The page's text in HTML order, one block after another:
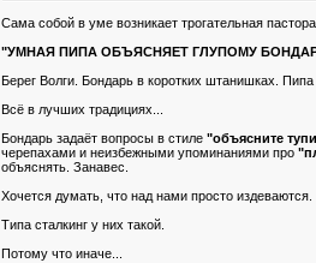
Сама собой в уме возникает трогательная
"УМНАЯ ПИПА ОБЪЯСНЯЕТ ГЛУПОМУ
Берег Волги. Бондарь в коротких штанишках.
Всё в лучших традициях...
Бондарь задаёт вопросы в стиле "объясните
черепахами и неизбежными упоминаниями про
объяснять. Занавес.
Хочется думать, что над нами просто издеваются.
Типа сталкинг у них такой.
Потому что иначе...